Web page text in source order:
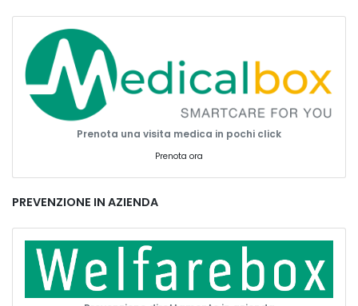
Prenota una visita medica in pochi click
Prenota ora
PREVENZIONE IN AZIENDA